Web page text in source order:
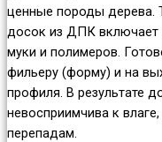
ценные породы дерева.
досок из ДПК включает
муки и полимеров.
фильеру (форму) и на
профиля. В результате
невосприимчива к
перепадам.